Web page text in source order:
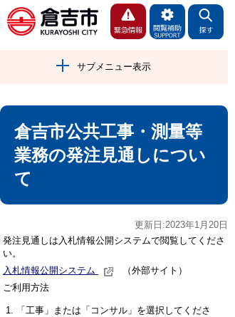
サブメニュー表示
倉吉市公共工事・測量等
業務の発注見通しについ
て
更新日:2023年1月20日
発注見通しは入札情報公開システムで閲覧してくださ
い。
入札情報公開システム
（外部サイト）
ご利用方法
「工事」または「コンサル」を選択してくださ